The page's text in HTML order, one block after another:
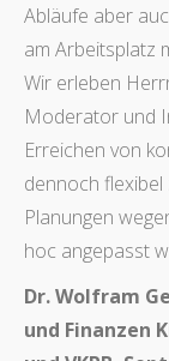
Abläufe aber
am Arbeitsplatz
Wir erleben
Moderator und
Erreichen von
dennoch
Planungen
hoc angepasst
Dr. Wolfram
und Finanzen